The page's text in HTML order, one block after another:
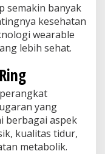
semakin banyak
kesehatan
wearable
lebih sehat.
yang
berbagai aspek
kualitas tidur,
metabolik.